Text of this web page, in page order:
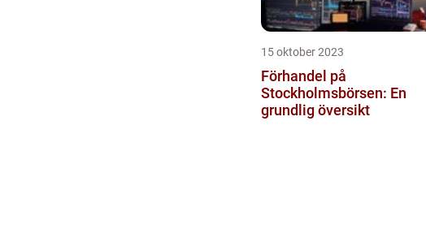
15 oktober 2023
Förhandel på
Stockholmsbörsen: En
grundlig översikt